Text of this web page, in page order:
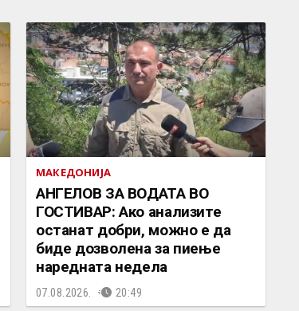
МАКЕДОНИЈА
АНГЕЛОВ ЗА ВОДАТА ВО
ГОСТИВАР: Ако анализите
останат добри, можно е да
биде дозволена за пиење
наредната недела
07.08.2026. 20:49